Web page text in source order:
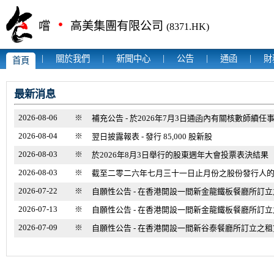
嚐 ‧ 高美集團有限公司 (8371.HK)
首頁 | 關於我們 | 新聞中心 | 公告 | 通函 |
最新消息
2026-08-06 ※
補充公告 - 於2026年7月3日通函內有關核數師續任
2026-08-04
※
翌日披露報表 - 發行 85,000 股新股
2026-08-03
※
於2026年8月3日舉行的股東週年大會投票表決結果
2026-08-03
※
截至二零二六年七月三十一日止月份之股份發行人
2026-07-22
※
自願性公告 - 在香港開設一間新金龍鐵板餐廳所訂
2026-07-13
※
自願性公告 - 在香港開設一間新金龍鐵板餐廳所訂
2026-07-09
※ 自願性公告 - 在香港開設一間新谷泰餐廳所訂立之